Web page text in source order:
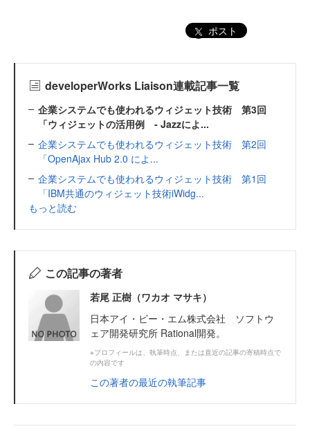
ポスト
developerWorks Liaison連載記事一覧
企業システムでも使われるウィジェット技術 第3回
「ウィジェットの活用例 - Jazzによ...
企業システムでも使われるウィジェット技術 第2回
「OpenAjax Hub 2.0 によ...
企業システムでも使われるウィジェット技術 第1回
「IBM共通のウィジェット技術iWidg...
もっと読む
この記事の著者
若尾 正樹（ワカオ マサキ）
日本アイ・ビー・エム株式会社 ソフトウ
ェア開発研究所 Rational開発。
※プロフィールは、執筆時点、または直近の記事の寄稿時点で
の内容です
この著者の最近の執筆記事